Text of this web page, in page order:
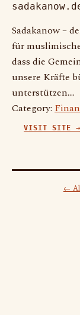
Sadakanow –
für
dass die
unsere Kräfte
unterstützen.…
Category:
VISIT SITE →
←